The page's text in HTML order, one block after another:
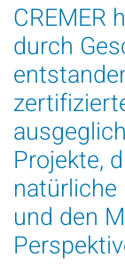
CREMER
durch
Projekte,
und den